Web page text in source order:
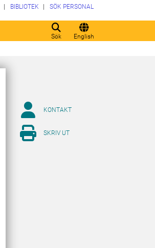
Sök English
BIBLIOTEK SÖK PERSONAL
KONTAKT
SKRIV UT